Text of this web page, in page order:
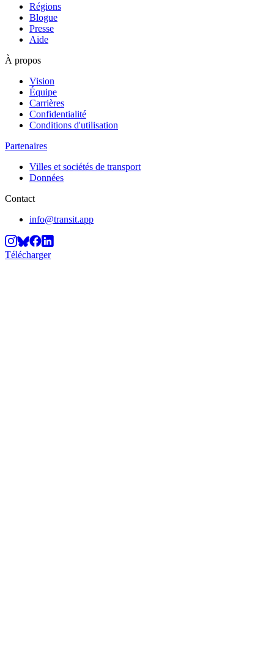
Régions
Blogue
Presse
Aide
À propos
Vision
Équipe
Carrières
Confidentialité
Conditions d'utilisation
Partenaires
Villes et sociétés de transport
Données
Contact
info@transit.app
Télécharger